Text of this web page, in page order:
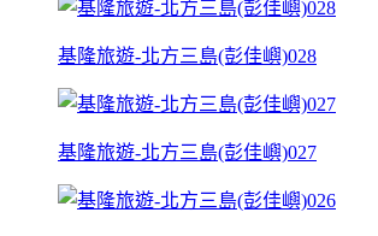
基隆旅遊-北方三島(彭佳嶼)028
基隆旅遊-北方三島(彭佳嶼)027